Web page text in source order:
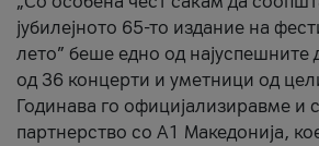
јубилејното 65-то издание на
лето” беше едно од најуспешните
од 36 концерти и уметници од
Годинава го официјализиравме и
партнерство со А1 Македонија,